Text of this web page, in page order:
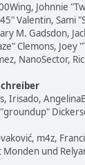
Johnnie
Valentin, Sami
M. Gadsdon,
Clemons, Joey
NanoSector,
Irisado,
m4z,
und